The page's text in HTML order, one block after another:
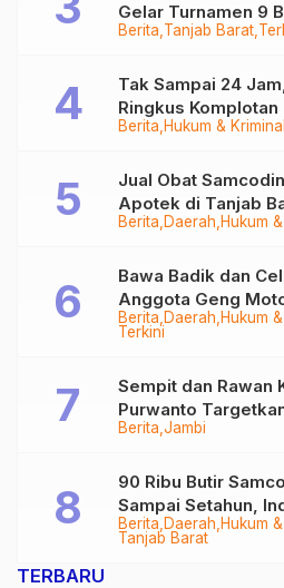
Berita Tanjab Barat
Gelar Turnamen 9
Juta
Berita Hukum & Kriminal
Tak Sampai 24
Ringkus Komplotan
Tungkal
Berita Daerah Hukum
Jual Obat
Apotek di Tanjab
Berita Daerah Hukum
Terkini
Bawa Badik dan
Anggota Geng
Diringkus
Berita Jambi
Sempit dan Rawan
Purwanto
Tungkal-Jambi
Berita Daerah Hukum
Tanjab Barat
90 Ribu Butir
Sampai Setahun,
Audit Menyeluruh
TERBARU